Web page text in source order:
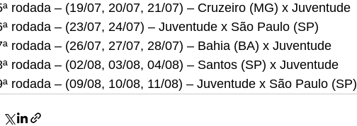
rodada – (19/07, 20/07, 21/07) – Cruzeiro (MG) x Juventude
rodada – (23/07, 24/07) – Juventude x São Paulo (SP)
rodada – (26/07, 27/07, 28/07) – Bahia (BA) x Juventude
rodada – (02/08, 03/08, 04/08) – Santos (SP) x Juventude
rodada – (09/08, 10/08, 11/08) – Juventude x São Paulo (SP)